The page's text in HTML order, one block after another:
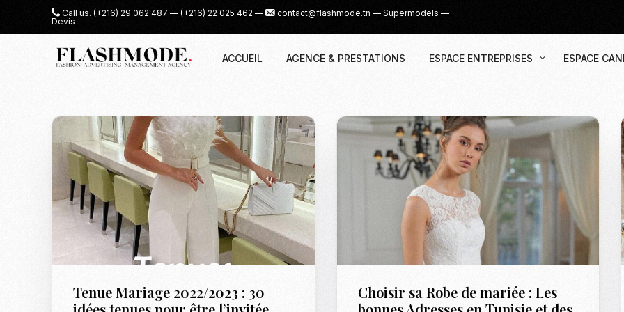
Call us. (+216) 29 062 487 — (+216) 22 025 462 — contact@flashmode.tn — Supermodels —
Devis
ACCUEIL AGENCE & PRESTATIONS ESPACE ENTREPRISES
Demande Devis
Agence & Prestations
Recruter des Créateurs UGC
ESPACE
Inscription
UGC
Casting
Cover Girl
Casting
Casting
Tenue Mariage 2022/2023 : 30
Choisir sa Robe de mariée : Les